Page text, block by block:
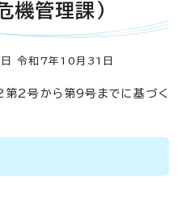
機管理課）
令和7年10月31日
2号から第9号までに基づく